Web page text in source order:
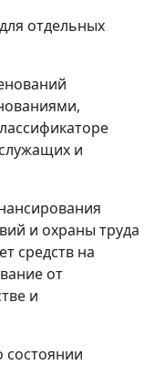
отдельных
и
и охраны труда
средств на
от
и